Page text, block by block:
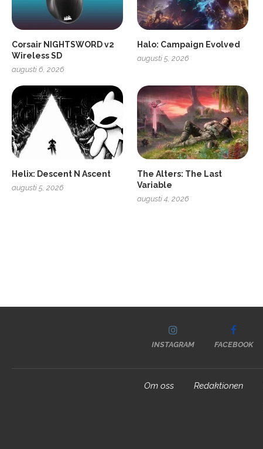
Corsair NIGHTSWORD v2
Wireless SD
augusti 6, 2026
Halo: Campaign Evolved
augusti 5, 2026
Helix: Descent N Ascent
augusti 5, 2026
The Alters: The Last
Variable
augusti 4, 2026
INSTAGRAM FACEBOOK
Om oss Redaktionen